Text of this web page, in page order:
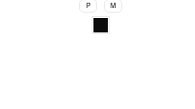
P M